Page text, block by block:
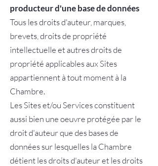
producteur d'une base de données
Tous les droits d'auteur, marques,
brevets, droits de propriété
intellectuelle et autres droits de
propriété applicables aux Sites
appartiennent à tout moment à la
Chambre.
Les Sites et/ou Services constituent
aussi bien une oeuvre protégée par le
droit d'auteur que des bases de
données sur lesquelles la Chambre
détient les droits d'auteur et les droits